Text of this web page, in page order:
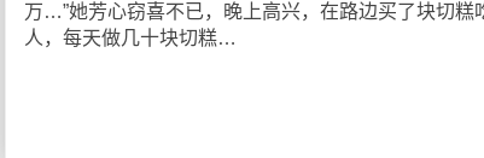
万…”她芳心窃喜不已，晚上高兴，在路边买了块切
人，每天做几十块切糕…